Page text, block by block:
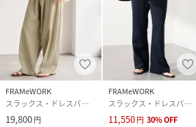
FRAMeWORK
スラックス・ドレスパンツ
19,800円
FRAMeWORK
スラックス・ドレスパンツ
11,550円 30%OFF